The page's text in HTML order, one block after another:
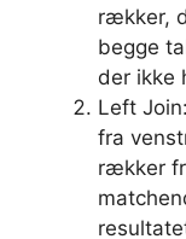
rækker,
begge
der ikke
Left
fra
rækker